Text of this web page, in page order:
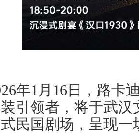
年1月16日，路卡
引领者，将于武
民国剧场，呈现